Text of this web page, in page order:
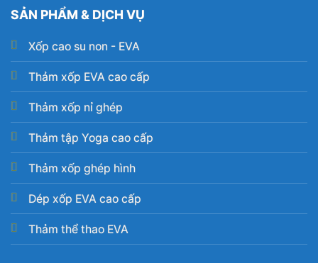
SẢN PHẨM & DỊCH VỤ
Xốp cao su non - EVA
Thảm xốp EVA cao cấp
Thảm xốp nỉ ghép
Thảm tập Yoga cao cấp
Thảm xốp ghép hình
Dép xốp EVA cao cấp
Thảm thể thao EVA